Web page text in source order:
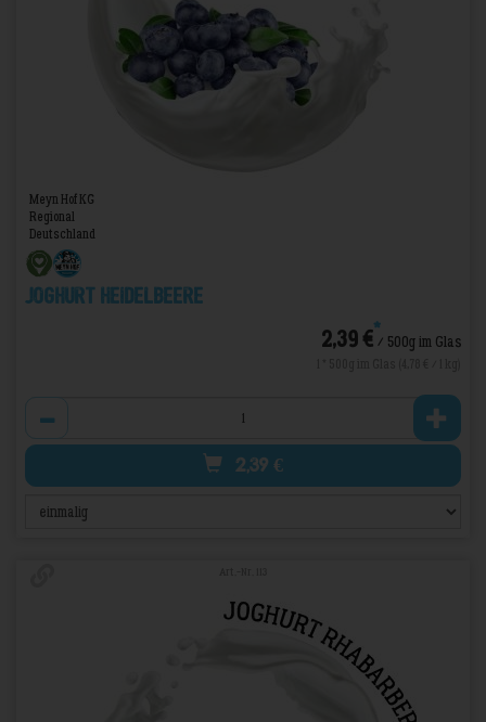
Meyn Hof KG
Regional
Deutschland
Joghurt Heidelbeere
2,39 €*/ 500g im Glas
2,39 €